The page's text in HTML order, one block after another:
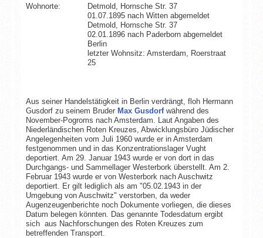
Wohnorte:
Detmold, Hornsche Str. 37
01.07.1895 nach Witten abgemeldet
Detmold, Hornsche Str. 37
02.01.1896 nach Paderborn abgemeldet
Berlin
letzter Wohnsitz: Amsterdam, Roerstraat
25
Aus seiner Handelstätigkeit in Berlin verdrängt, floh Hermann
Gusdorf zu seinem Bruder Max Gusdorfwährend des
November-Pogroms nach Amsterdam. Laut Angaben des
Niederländischen Roten Kreuzes, Abwicklungsbüro Jüdischer
Angelegenheiten vom Juli 1960 wurde er in Amsterdam
festgenommen und in das Konzentrationslager Vught
deportiert. Am 29. Januar 1943 wurde er von dort in das
Durchgangs- und Sammellager Westerbork überstellt. Am 2.
Februar 1943 wurde er von Westerbork nach Auschwitz
deportiert. Er gilt lediglich als am "05.02.1943 in der
Umgebung von Auschwitz" verstorben, da weder
Augenzeugenberichte noch Dokumente vorliegen, die dieses
Datum belegen könnten. Das genannte Todesdatum ergibt
sich aus Nachforschungen des Roten Kreuzes zum
betreffenden Transport.